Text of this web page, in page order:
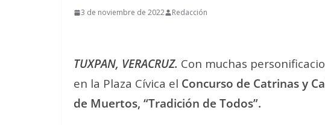
3 de noviembre de 2022 Redacción
TUXPAN, VERACRUZ. Con muchas
en la Plaza Cívica el Concurso de Catrinas y
de Muertos, “Tradición de Todos”.